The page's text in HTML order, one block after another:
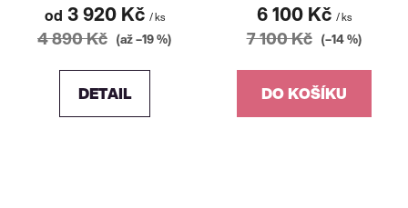
od 3 920 Kč / ks
4 890 Kč (až –19 %)
DETAIL
6 100 Kč / ks
7 100 Kč (–14 %)
DO KOŠÍKU